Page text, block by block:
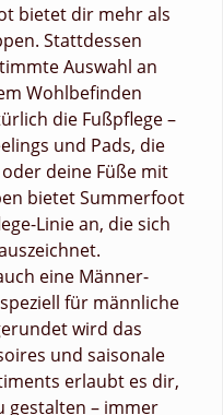
bietet dir mehr als
Stattdessen
Auswahl an
Wohlbefinden
die Fußpflege –
und Pads, die
deine Füße mit
bietet Summerfoot
Linie an, die sich
eine Männer-
für männliche
wird das
und saisonale
erlaubt es dir,
gestalten – immer